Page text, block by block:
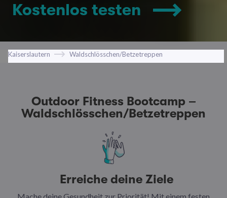
Kostenlos testen
Kaiserslautern Waldschlösschen/Betzetreppen
Outdoor Fitness Bootcamp –
Waldschlösschen/Betzetreppen
Erreiche deine Ziele